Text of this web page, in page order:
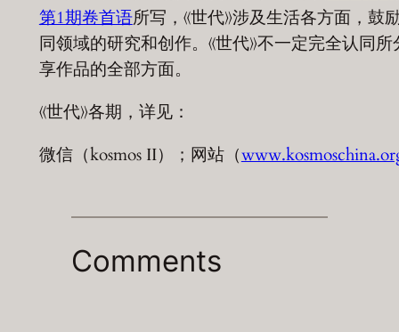
第1期卷首语所写，《世代》涉及生活各方面，鼓
同领域的研究和创作。《世代》不一定完全认同所
享作品的全部方面。
《世代》各期，详见：
微信（kosmos II）；网站（
Comments